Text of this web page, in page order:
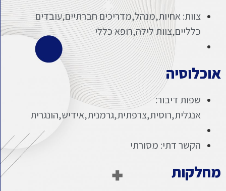
צוות: אחיות,מנהל,מדריכים חברתיים,עובדים
כלליים,צוות לילה,רופא כללי
אוכלוסיה
שפות דיבור:
אנגלית,רוסית,צרפתית,גרמנית,אידיש,הונגרית
הקשר דתי: מסורתי
מחלקות